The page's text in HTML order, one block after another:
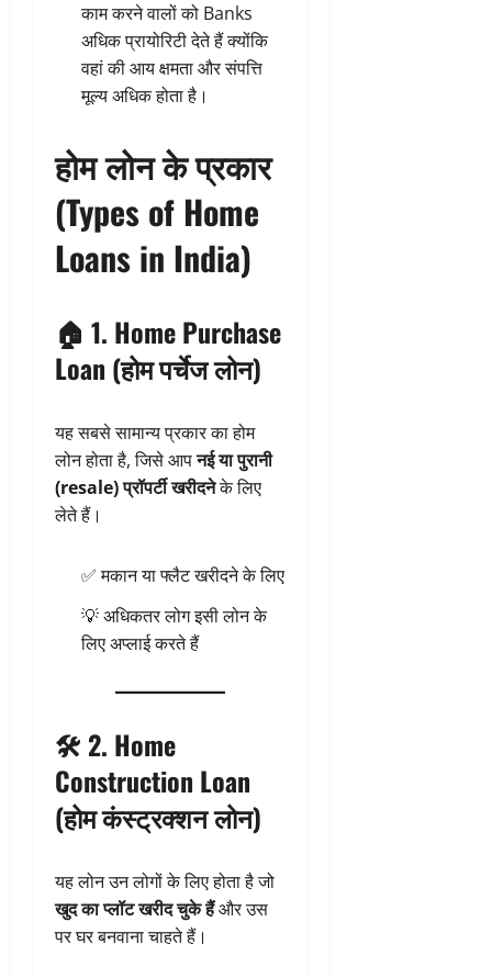
काम करने वालों को Banks
अधिक प्रायोरिटी देते हैं क्योंकि
वहां की आय क्षमता और संपत्ति
मूल्य अधिक होता है।
होम लोन के प्रकार
(Types of Home
Loans in India)
🏠 1. Home Purchase
Loan (होम पर्चेज लोन)
यह सबसे सामान्य प्रकार का होम
लोन होता है, जिसे आपनई या पुरानी
(resale) प्रॉपर्टी खरीदनेके लिए
लेते हैं।
✅ मकान या फ्लैट खरीदने के लिए
💡 अधिकतर लोग इसी लोन के
लिए अप्लाई करते हैं
🛠️ 2. Home
Construction Loan
(होम कंस्ट्रक्शन लोन)
यह लोन उन लोगों के लिए होता है जो
खुद का प्लॉट खरीद चुके हैंऔर उस
पर घर बनवाना चाहते हैं।